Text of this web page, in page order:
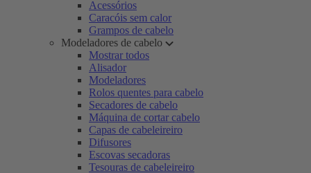
Acessórios
Caracóis sem calor
Grampos de cabelo
Modeladores de cabelo
Mostrar todos
Alisador
Modeladores
Rolos quentes para cabelo
Secadores de cabelo
Máquina de cortar cabelo
Capas de cabeleireiro
Difusores
Escovas secadoras
Tesouras de cabeleireiro